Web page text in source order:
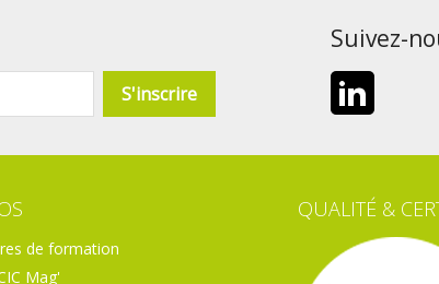
Suivez-
de formation
Mag'
QUALITÉ &